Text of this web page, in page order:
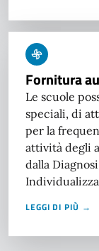
Fornitura
Le scuole
speciali, di
per la
attività degli
dalla
LEGGI DI PIÙ →